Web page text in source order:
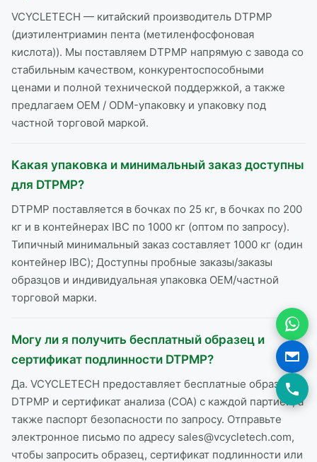
VCYCLETECH — китайский производитель DTPMP
(диэтилентриамин пента (метиленфосфоновая
кислота)). Мы поставляем DTPMP напрямую с завода со
стабильным качеством, конкурентоспособными
ценами и полной технической поддержкой, а также
предлагаем OEM / ODM-упаковку и упаковку под
частной торговой маркой.
Какая упаковка и минимальный заказ доступны
для DTPMP?
DTPMP поставляется в бочках по 25 кг, в бочках по 200
кг и в контейнерах IBC по 1000 кг (оптом по запросу).
Типичный минимальный заказ составляет 1000 кг (один
контейнер IBC); Доступны пробные заказы/заказы
образцов и индивидуальная упаковка OEM/частной
торговой марки.
Могу ли я получить бесплатный образец и
сертификат подлинности DTPMP?
Да. VCYCLETECH предоставляет бесплатные образцы
DTPMP и сертификат анализа (COA) с каждой партией, а
также паспорт безопасности по запросу. Отправьте
электронное письмо по адресу sales@vcycletech.com,
чтобы запросить образец, сертификат подлинности или